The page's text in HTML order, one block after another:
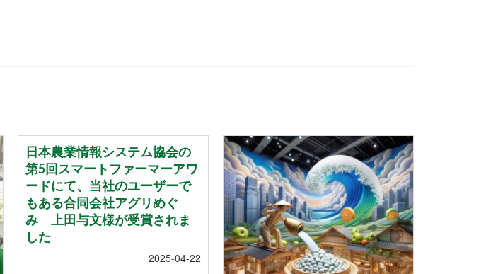
日本農業情報システム協会の
第5回スマートファーマーアワ
ードにて、当社のユーザーで
もある合同会社アグリめぐ
み 上田与文様が受賞されま
した
2025-04-22